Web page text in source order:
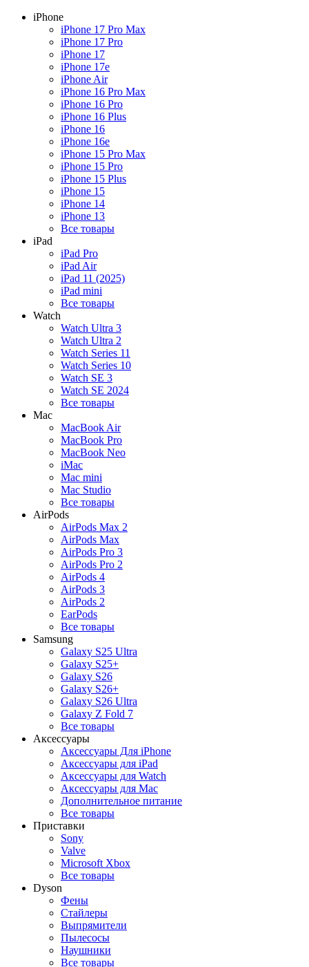
iPhone
iPhone 17 Pro Max
iPhone 17 Pro
iPhone 17
iPhone 17e
iPhone Air
iPhone 16 Pro Max
iPhone 16 Pro
iPhone 16 Plus
iPhone 16
iPhone 16e
iPhone 15 Pro Max
iPhone 15 Pro
iPhone 15 Plus
iPhone 15
iPhone 14
iPhone 13
Все товары
iPad
iPad Pro
iPad Air
iPad 11 (2025)
iPad mini
Все товары
Watch
Watch Ultra 3
Watch Ultra 2
Watch Series 11
Watch Series 10
Watch SE 3
Watch SE 2024
Все товары
Mac
MacBook Air
MacBook Pro
MacBook Neo
iMac
Mac mini
Mac Studio
Все товары
AirPods
AirPods Max 2
AirPods Max
AirPods Pro 3
AirPods Pro 2
AirPods 4
AirPods 3
AirPods 2
EarPods
Все товары
Samsung
Galaxy S25 Ultra
Galaxy S25+
Galaxy S26
Galaxy S26+
Galaxy S26 Ultra
Galaxy Z Fold 7
Все товары
Аксессуары
Аксессуары Для iPhone
Аксессуары для iPad
Аксессуары для Watch
Аксессуары для Mac
Дополнительное питание
Все товары
Приставки
Sony
Valve
Microsoft Xbox
Все товары
Dyson
Фены
Стайлеры
Выпрямители
Пылесосы
Наушники
Все товары